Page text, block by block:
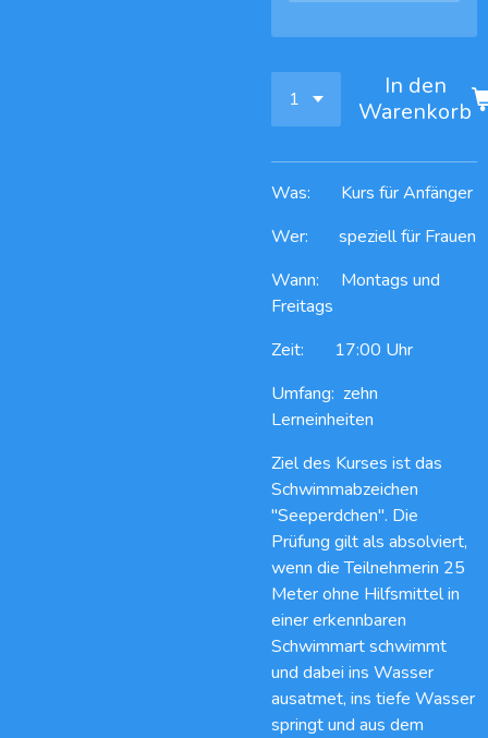
In den
Warenkorb
Was: Kurs für Anfänger
Wer: speziell für Frauen
Wann: Montags und
Freitags
Zeit: 17:00 Uhr
Umfang: zehn
Lerneinheiten
Ziel des Kurses ist das
Schwimmabzeichen
"Seeperdchen". Die
Prüfung gilt als absolviert,
wenn die Teilnehmerin 25
Meter ohne Hilfsmittel in
einer erkennbaren
Schwimmart schwimmt
und dabei ins Wasser
ausatmet, ins tiefe Wasser
springt und aus dem